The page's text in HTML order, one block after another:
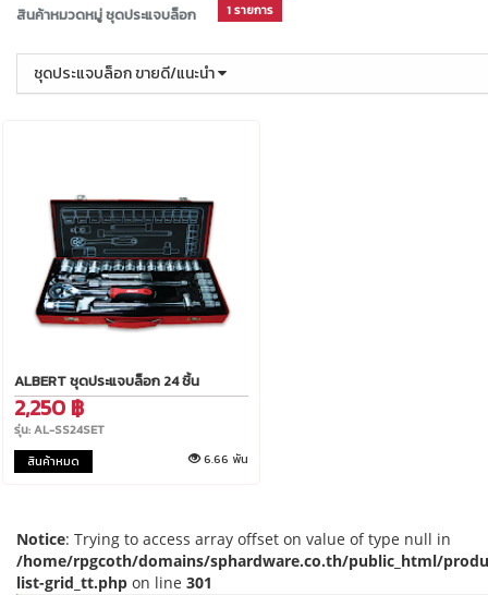
สินค้าหมวดหมู่ ชุดประแจบล็อก 1 รายการ
ชุดประแจบล็อก ขายดี/แนะนำ
ALBERT ชุดประแจบล็อก 24 ชิ้น
2,250 ฿
รุ่น: AL-SS24SET
สินค้าหมด
6.66 พัน
Notice: Trying to access array offset on value of type null in
/home/rpgcoth/domains/sphardware.co.th/public_html/
list-grid_tt.php on line 301